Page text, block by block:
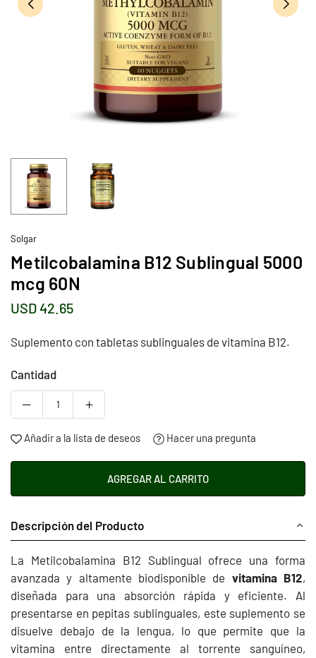
Solgar
Metilcobalamina B12 Sublingual 5000
mcg 60N
Precio
USD 42.65
Suplemento con tabletas sublinguales de vitamina B12.
Cantidad
Añadir a la lista de deseos Hacer una pregunta
AGREGAR AL CARRITO
Descripción del Producto
La Metilcobalamina B12 Sublingual ofrece una forma
avanzada y altamente biodisponible de vitamina B12,
diseñada para una absorción rápida y eficiente. Al
presentarse en pepitas sublinguales, este suplemento se
disuelve debajo de la lengua, lo que permite que la
vitamina entre directamente al torrente sanguíneo,